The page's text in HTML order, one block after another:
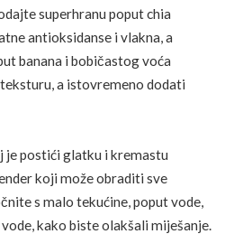
superhranu poputchia
antioksidanse i vlakna, a
banana i bobičastog voća
a istovremeno dodati
je postići glatku i kremastu
koji može obraditi sve
s malo tekućine, poput vode,
kako biste olakšali miješanje.